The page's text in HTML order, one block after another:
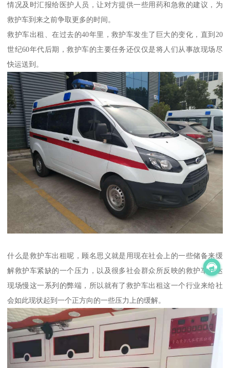
情况及时汇报给医护人员，让对方提供一些用药和急救的建议，为
救护车到来之前争取更多的时间。
救护车出租、在过去的40年里，救护车发生了巨大的变化，直到20
世纪60年代后期，救护车的主要任务还仅仅是将人们从事故现场尽
快运送到。
什么是救护车出租呢，顾名思义就是用现在社会上的一些储备来缓
解救护车紧缺的一个压力，以及很多社会群众所反映的救护车到达
现场慢这一系列的弊端，所以就有了救护车出租这一个行业来给社
会如此现状起到一个正方向的一些压力上的缓解。